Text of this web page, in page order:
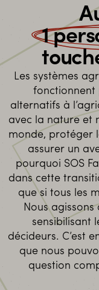
1
Les systèmes
fonctionnent
alternatifs à
avec la nature et
monde, protéger
assurer un
pourquoi SOS
dans cette
que si tous les
Nous
sensibilisant
décideurs. C’est
que nous
question